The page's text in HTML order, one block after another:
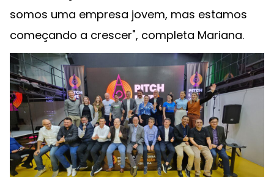
somos uma empresa jovem, mas estamos
começando a crescer", completa Mariana.